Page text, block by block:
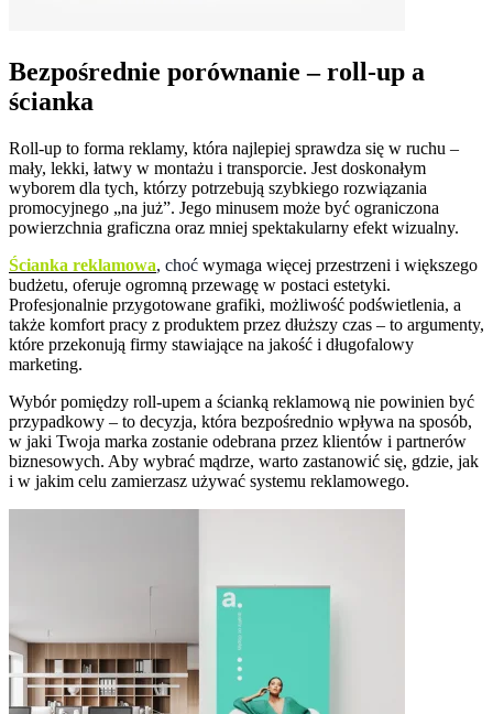
Bezpośrednie porównanie – roll-up a
ścianka
Roll-up to forma reklamy, która najlepiej sprawdza się w ruchu –
mały, lekki, łatwy w montażu i transporcie. Jest doskonałym
wyborem dla tych, którzy potrzebują szybkiego rozwiązania
promocyjnego „na już”. Jego minusem może być ograniczona
powierzchnia graficzna oraz mniej spektakularny efekt wizualny.
Ścianka reklamowa, choć wymaga więcej przestrzeni i większego
budżetu, oferuje ogromną przewagę w postaci estetyki.
Profesjonalnie przygotowane grafiki, możliwość podświetlenia, a
także komfort pracy z produktem przez dłuższy czas – to argumenty,
które przekonują firmy stawiające na jakość i długofalowy
marketing.
Wybór pomiędzy roll-upem a ścianką reklamową nie powinien być
przypadkowy – to decyzja, która bezpośrednio wpływa na sposób,
w jaki Twoja marka zostanie odebrana przez klientów i partnerów
biznesowych. Aby wybrać mądrze, warto zastanowić się, gdzie, jak
i w jakim celu zamierzasz używać systemu reklamowego.